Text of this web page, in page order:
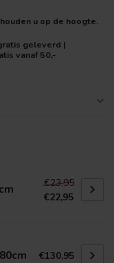
u op de hoogte.
geleverd |
vanaf 50,-
€23,95
€22,95
€130,95